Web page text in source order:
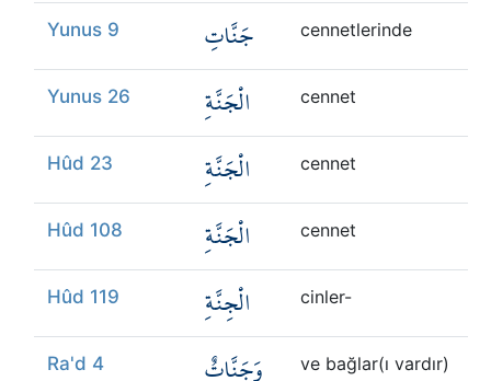
Yunus 9 جَنَّاتِ cennetlerinde
Yunus 26 الْجَنَّةِ cennet
Hûd 23 الْجَنَّةِ cennet
Hûd 108 الْجَنَّةِ cennet
Hûd 119 الْجِنَّةِ cinler-
Ra'd 4 وَجَنَّاتٌ ve bağlar(ı vardır)